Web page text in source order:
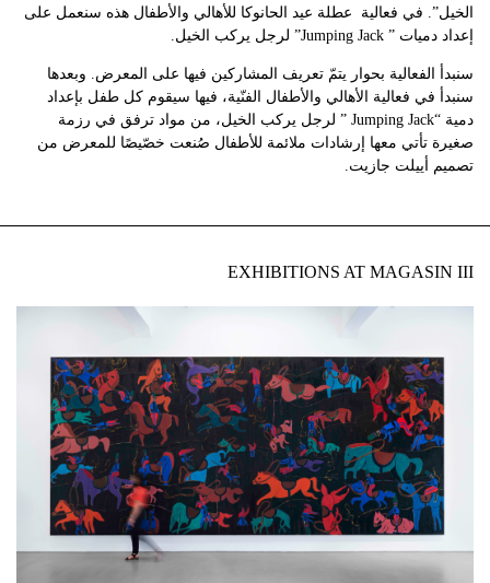
الخيل”. في فعالية عطلة عيد الحانوكا للأهالي والأطفال هذه سنعمل على
إعداد دميات ” Jumping Jack” لرجل يركب الخيل.
سنبدأ الفعالية بحوار يتمّ تعريف المشاركين فيها على المعرض. وبعدها
سنبدأ في فعالية الأهالي والأطفال الفنّية، فيها سيقوم كل طفل بإعداد
دمية “Jumping Jack ” لرجل يركب الخيل، من مواد ترفق في رزمة
صغيرة تأتي معها إرشادات ملائمة للأطفال صُنعت خصّيصًا للمعرض من
تصميم أييلت جازيت.
EXHIBITIONS AT MAGASIN III